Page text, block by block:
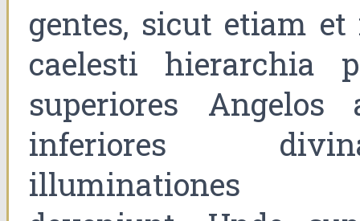
gentes, sicut etiam
caelesti hierarchia
superiores Angelos
inferiores
illuminationes